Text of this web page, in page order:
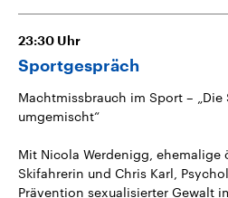
23:30 Uhr
Sportgespräch
Machtmissbrauch im Sport –
umgemischt“
Mit Nicola Werdenigg, ehemalige
Skifahrerin und Chris Karl,
Prävention sexualisierter Gewalt